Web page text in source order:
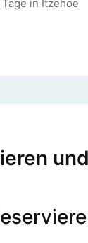
in Itzehoe